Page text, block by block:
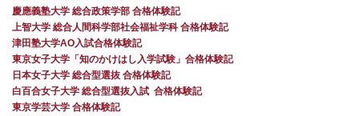
慶應義塾大学 総合政策学部 合格体験記
上智大学 総合人間科学部社会福祉学科 合格体験記
津田塾大学AO入試合格体験記
東京女子大学「知のかけはし入学試験」合格体験記
日本女子大学 総合型選抜 合格体験記
白百合女子大学 総合型選抜入試 合格体験記
東京学芸大学 合格体験記